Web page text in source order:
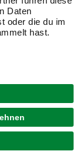
Grill
bleibt, schützt
Strahlung und
Um
passen. Daher
die konkret
sind. Hier
sicher sein,